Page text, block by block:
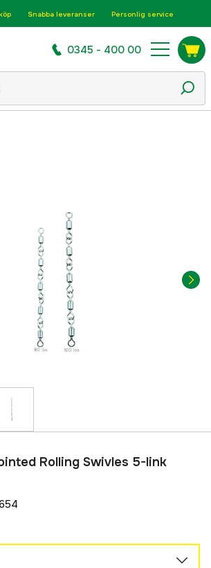
Snabba leveranser Personlig service
0345 - 400 00
Rolling Swivles 5-link